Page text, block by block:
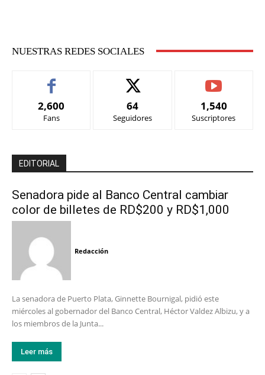
NUESTRAS REDES SOCIALES
2,600
Fans
64
Seguidores
1,540
Suscriptores
EDITORIAL
Senadora pide al Banco Central cambiar
color de billetes de RD$200 y RD$1,000
Redacción
La senadora de Puerto Plata, Ginnette Bournigal, pidió este
miércoles al gobernador del Banco Central, Héctor Valdez Albizu, y a
los miembros de la Junta...
Leer más